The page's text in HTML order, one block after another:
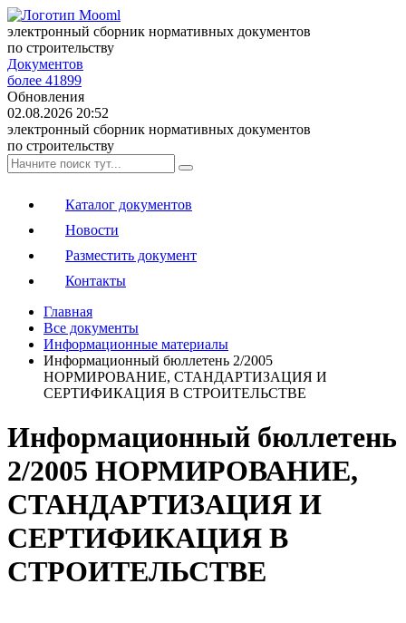
электронный сборник нормативных документов
по строительству
Документов
более 41899
Обновления
02.08.2026 20:52
электронный сборник нормативных документов
по строительству
Каталог документов
Новости
Разместить документ
Контакты
Главная
Все документы
Информационные материалы
Информационный бюллетень 2/2005
НОРМИРОВАНИЕ, СТАНДАРТИЗАЦИЯ И
СЕРТИФИКАЦИЯ В СТРОИТЕЛЬСТВЕ
Информационный бюллетень
2/2005 НОРМИРОВАНИЕ,
СТАНДАРТИЗАЦИЯ И
СЕРТИФИКАЦИЯ В
СТРОИТЕЛЬСТВЕ